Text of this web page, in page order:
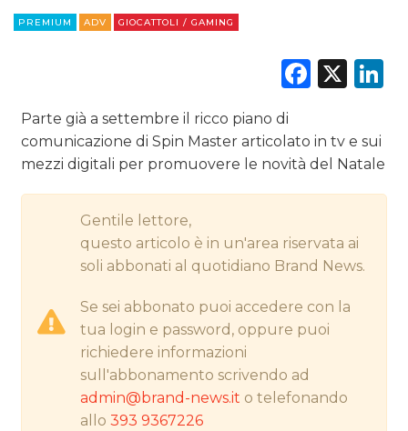
RADIO / AUDIO
DATI
RICERCHE
NORMATIVE
CASE HISTORY
PREMIUM ADV GIOCATTOLI / GAMING
X
Parte già a settembre il ricco piano di
comunicazione di Spin Master articolato in tv e sui
mezzi digitali per promuovere le novità del Natale
Gentile lettore,
questo articolo è in un'area riservata ai
soli abbonati al quotidiano Brand News.
Se sei abbonato puoi accedere con la
tua login e password, oppure puoi
richiedere informazioni
sull'abbonamento scrivendo ad
admin@brand-news.it o telefonando
allo393 9367226